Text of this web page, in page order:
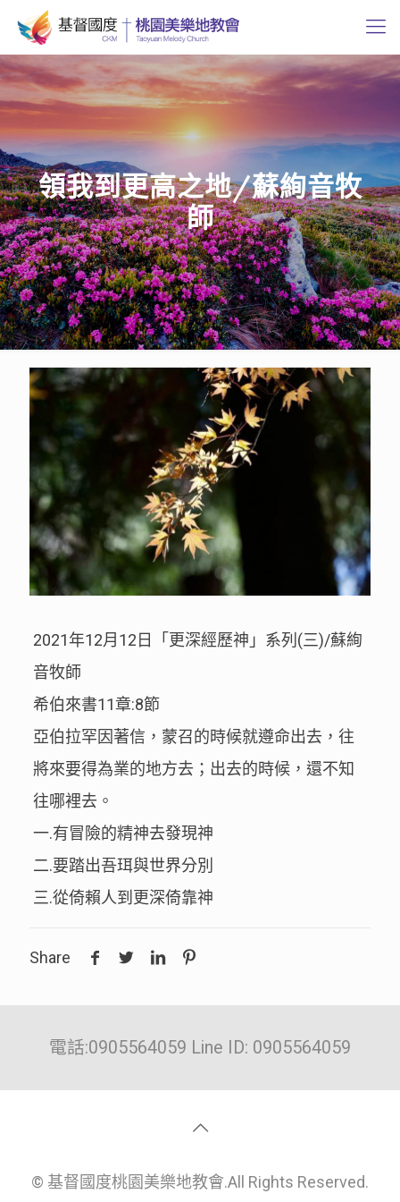
領我到更高之地/蘇絢音牧
師
2021年12月12日「更深經歷神」系列(三)/蘇絢
音牧師
希伯來書11章:8節
亞伯拉罕因著信，蒙召的時候就遵命出去，往
將來要得為業的地方去；出去的時候，還不知
往哪裡去。
一.有冒險的精神去發現神
二.要踏出吾珥與世界分別
三.從倚賴人到更深倚靠神
Share
電話:0905564059 Line ID: 0905564059
© 基督國度桃園美樂地教會.All Rights Reserved.